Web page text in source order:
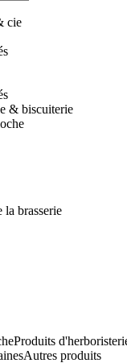
cie
& biscuiterie
la brasserie
Produits
Autres produits